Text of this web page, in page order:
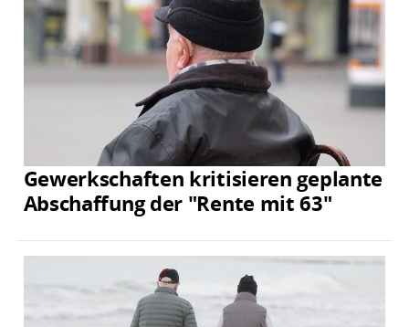
Gewerkschaften kritisieren geplante
Abschaffung der "Rente mit 63"